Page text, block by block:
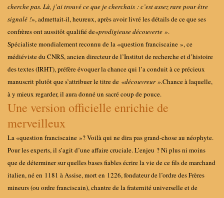
cherche pas. Là, j’ai trouvé ce que je cherchais : c’est assez rare pour être
signalé !», admettait-il, heureux, après avoir livré les détails de ce que ses
confrères ont aussitôt qualifié de«prodigieuse découverte ».
Spécialiste mondialement reconnu de la «question franciscaine », ce
médiéviste du CNRS, ancien directeur de l’Institut de recherche et d’histoire
des textes (IRHT), préfère évoquer la chance qui l’a conduit à ce précieux
manuscrit plutôt que s’attribuer le titre de «découvreur».Chance à laquelle,
à y mieux regarder, il aura donné un sacré coup de pouce.
Une version officielle enrichie de
merveilleux
La «question franciscaine »? Voilà qui ne dira pas grand-chose au néophyte.
Pour les experts, il s’agit d’une affaire cruciale. L’enjeu ? Ni plus ni moins
que de déterminer sur quelles bases fiables écrire la vie de ce fils de marchand
italien, né en 1181 à Assise, mort en 1226, fondateur de l’ordre des Frères
mineurs (ou ordre franciscain), chantre de la fraternité universelle et de